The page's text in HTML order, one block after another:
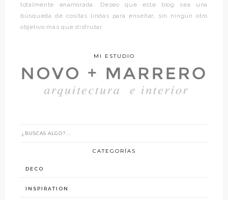
totalmente enamorada. Deseo que este blog sea una
búsqueda de cositas lindas para enseñar, sin ningún otro
objetivo más que disfrutar.
MI ESTUDIO
CATEGORÍAS
DECO
INSPIRATION